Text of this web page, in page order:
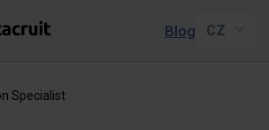
Blog
Specialist